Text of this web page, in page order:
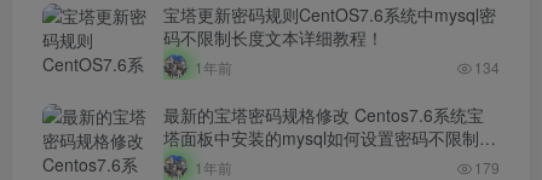
宝塔更新密码规则CentOS7.6系统中mysql密
码不限制长度文本详细教程！
1年前 134
最新的宝塔密码规格修改 Centos7.6系统宝
塔面板中安装的mysql如何设置密码不限制长
度文本详细教程！！
1年前 179